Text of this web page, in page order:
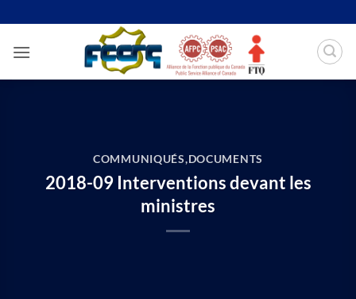
au
contenu
COMMUNIQUÉS,DOCUMENTS
2018-09 Interventions devant les
ministres